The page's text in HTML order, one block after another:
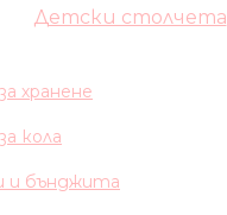
Детски столчета
хранене
кола
и бънджита